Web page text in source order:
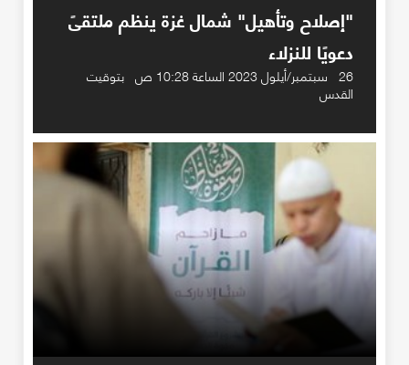
"إصلاح وتأهيل" شمال غزة ينظم ملتقىً
دعويًا للنزلاء
26 سبتمبر/أيلول 2023 الساعة 10:28 ص بتوقيت
القدس